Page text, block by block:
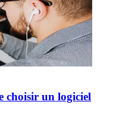
choisir un logiciel